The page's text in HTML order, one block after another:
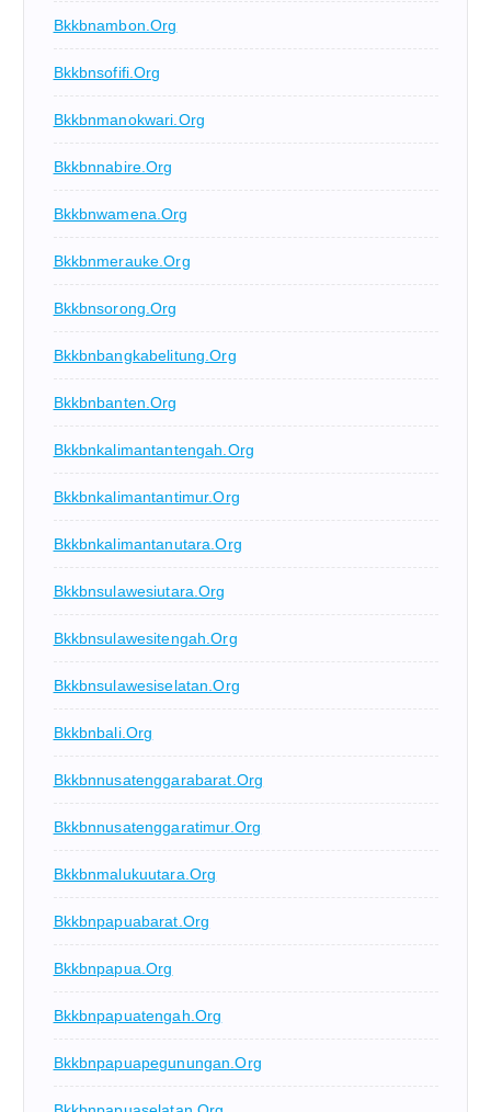
Bkkbnambon.org
Bkkbnsofifi.org
Bkkbnmanokwari.org
Bkkbnnabire.org
Bkkbnwamena.org
Bkkbnmerauke.org
Bkkbnsorong.org
Bkkbnbangkabelitung.org
Bkkbnbanten.org
Bkkbnkalimantantengah.org
Bkkbnkalimantantimur.org
Bkkbnkalimantanutara.org
Bkkbnsulawesiutara.org
Bkkbnsulawesitengah.org
Bkkbnsulawesiselatan.org
Bkkbnbali.org
Bkkbnnusatenggarabarat.org
Bkkbnnusatenggaratimur.org
Bkkbnmalukuutara.org
Bkkbnpapuabarat.org
Bkkbnpapua.org
Bkkbnpapuatengah.org
Bkkbnpapuapegunungan.org